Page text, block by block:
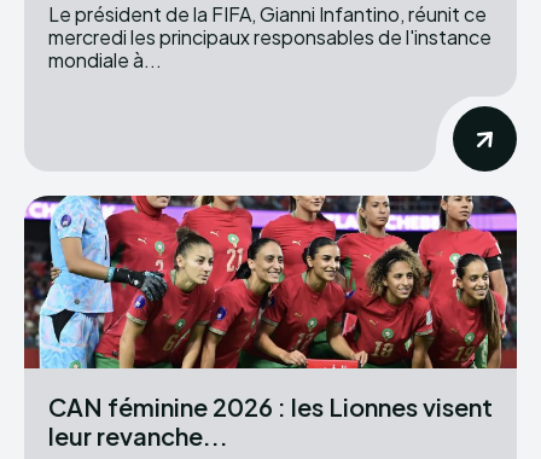
Le président de la FIFA, Gianni Infantino, réunit ce
mercredi les principaux responsables de l'instance
mondiale à...
CAN féminine 2026 : les Lionnes visent
leur revanche...